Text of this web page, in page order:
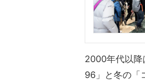
2000年代以降
96」と冬の「